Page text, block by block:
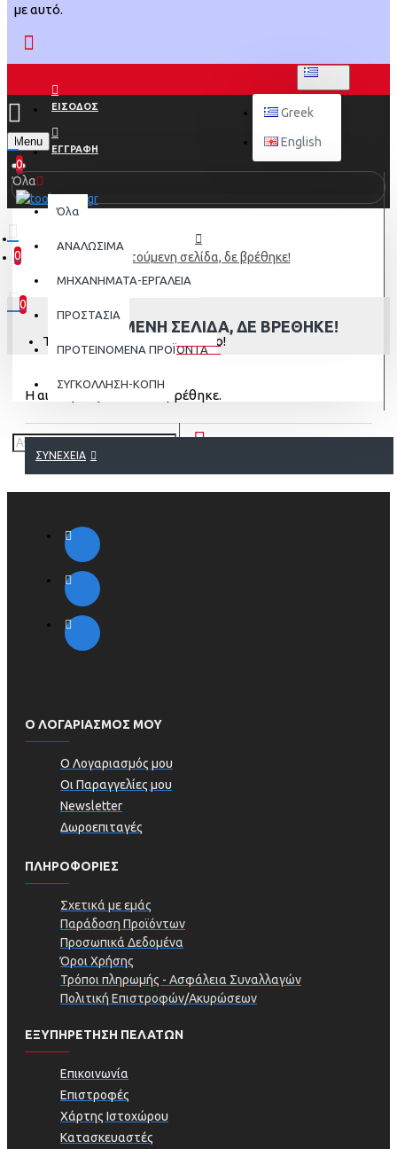
με αυτό.
ΕΙΣΟΔΟΣ
ΕΓΓΡΑΦΗ
Greek
English
Menu
0
0
0 προϊόν(τα) - 0,00€
0
Το καλάθι αγορών είναι άδειο!
Όλα
Όλα
ΑΝΑΛΩΣΙΜΑ
ΜΗΧΑΝΗΜΑΤΑ-ΕΡΓΑΛΕΙΑ
ΠΡΟΣΤΑΣΙΑ
ΠΡΟΤΕΙΝΟΜΕΝΑ ΠΡΟΪΟΝΤΑ
ΣΥΓΚΟΛΛΗΣΗ-ΚΟΠΗ
Η αιτούμενη σελίδα, δε βρέθηκε!
Η ΑΙΤΟΎΜΕΝΗ ΣΕΛΊΔΑ, ΔΕ ΒΡΈΘΗΚΕ!
Η αιτούμενη σελίδα, δε βρέθηκε.
ΣΥΝΈΧΕΙΑ
Ο ΛΟΓΑΡΙΑΣΜΟΣ ΜΟΥ
Ο Λογαριασμός μου
Οι Παραγγελίες μου
Newsletter
Δωροεπιταγές
ΠΛΗΡΟΦΟΡΊΕΣ
Σχετικά με εμάς
Παράδοση Προϊόντων
Προσωπικά Δεδομένα
Όροι Χρήσης
Τρόποι πληρωμής - Ασφάλεια Συναλλαγών
Πολιτική Επιστροφών/Ακυρώσεων
ΕΞΥΠΗΡΕΤΗΣΗ ΠΕΛΑΤΩΝ
Επικοινωνία
Επιστροφές
Χάρτης Ιστοχώρου
Κατασκευαστές